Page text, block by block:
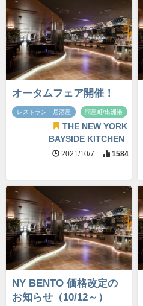
オータムフェア開催！
レストラン・居酒屋 問屋町/出洲港
THE NEW YORK
BAYSIDE KITCHEN
2021/10/7 1584
NY BENTO 価格改定の
お知らせ（10/12～）